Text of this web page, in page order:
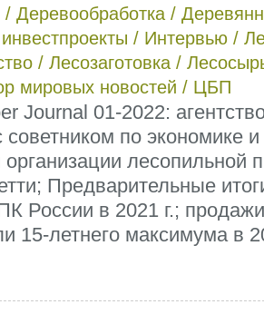
/ Деревообработка /
/ Интервью /
/ Лесозаготовка /
мировых новостей / ЦБП
Journal 01-2022:
советником по экономике
организации лесопильной
Предварительные
России в 2021 г.;
15-летнего максимума в